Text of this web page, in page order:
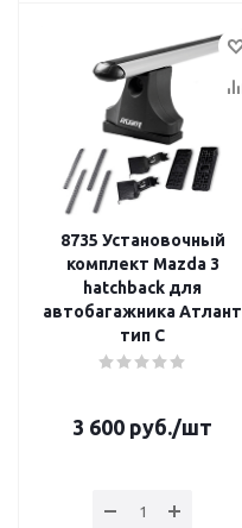
8735 Установочный
комплект Mazda 3
hatchback для
автобагажника Атлант
тип C
3 600 руб./шт